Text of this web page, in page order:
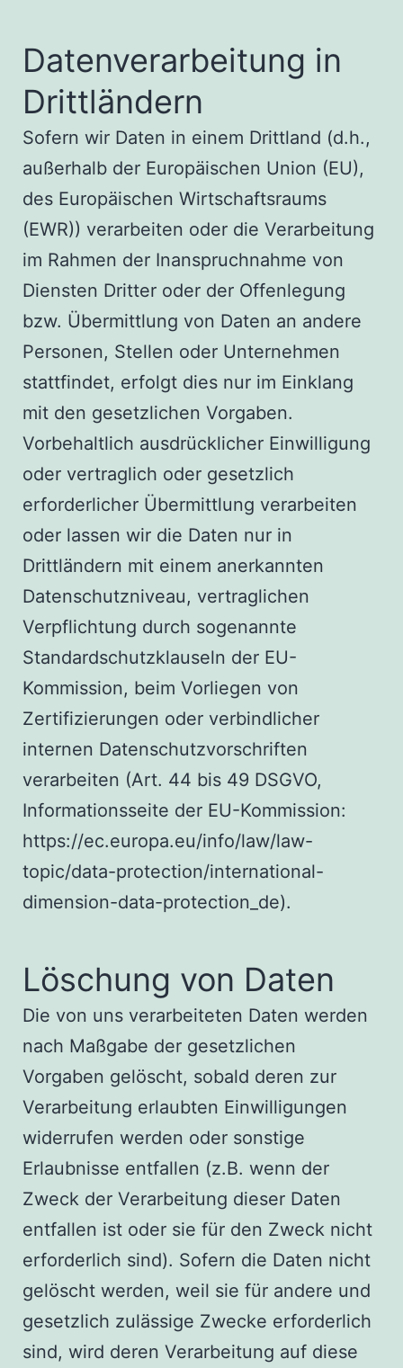
Datenverarbeitung in
Drittländern
Sofern wir Daten in einem Drittland (d.h.,
außerhalb der Europäischen Union (EU),
des Europäischen Wirtschaftsraums
(EWR)) verarbeiten oder die Verarbeitung
im Rahmen der Inanspruchnahme von
Diensten Dritter oder der Offenlegung
bzw. Übermittlung von Daten an andere
Personen, Stellen oder Unternehmen
stattfindet, erfolgt dies nur im Einklang
mit den gesetzlichen Vorgaben.
Vorbehaltlich ausdrücklicher Einwilligung
oder vertraglich oder gesetzlich
erforderlicher Übermittlung verarbeiten
oder lassen wir die Daten nur in
Drittländern mit einem anerkannten
Datenschutzniveau, vertraglichen
Verpflichtung durch sogenannte
Standardschutzklauseln der EU-
Kommission, beim Vorliegen von
Zertifizierungen oder verbindlicher
internen Datenschutzvorschriften
verarbeiten (Art. 44 bis 49 DSGVO,
Informationsseite der EU-Kommission:
https://ec.europa.eu/info/law/law-
topic/data-protection/international-
dimension-data-protection_de).
Löschung von Daten
Die von uns verarbeiteten Daten werden
nach Maßgabe der gesetzlichen
Vorgaben gelöscht, sobald deren zur
Verarbeitung erlaubten Einwilligungen
widerrufen werden oder sonstige
Erlaubnisse entfallen (z.B. wenn der
Zweck der Verarbeitung dieser Daten
entfallen ist oder sie für den Zweck nicht
erforderlich sind). Sofern die Daten nicht
gelöscht werden, weil sie für andere und
gesetzlich zulässige Zwecke erforderlich
sind, wird deren Verarbeitung auf diese